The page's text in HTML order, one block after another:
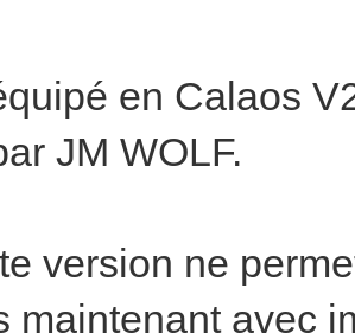
en Calaos
JM WOLF.
version ne
maintenant avec